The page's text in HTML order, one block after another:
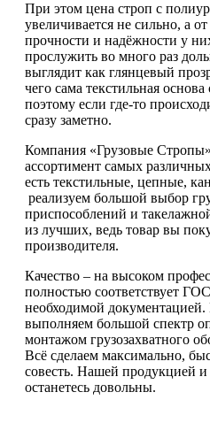
При этом цена строп с
увеличивается не сильно, а
прочности и надёжности у
прослужить во много раз
выглядит как глянцевый
чего сама текстильная
поэтому если где-то
сразу заметно.
Компания «Грузовые
ассортимент самых
есть текстильные, цепные,
реализуем большой выбор
приспособлений и
из лучших, ведь товар вы
производителя.
Качество – на высоком
полностью соответствует
необходимой
выполняем большой спектр
монтажом грузозахватного
Всё сделаем максимально,
совесть. Нашей продукцией и
останетесь довольны.